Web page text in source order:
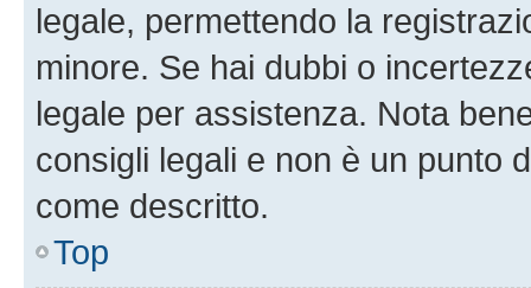
legale, permettendo la
minore. Se hai dubbi o
legale per assistenza. Nota
consigli legali e non è un punto
come descritto.
Top